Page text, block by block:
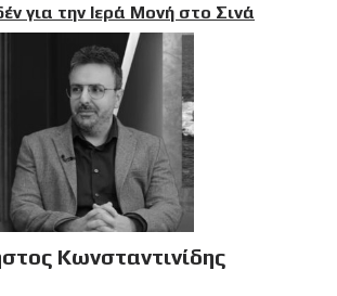
για την Ιερά Μονή στο Σινά
Κωνσταντινίδης